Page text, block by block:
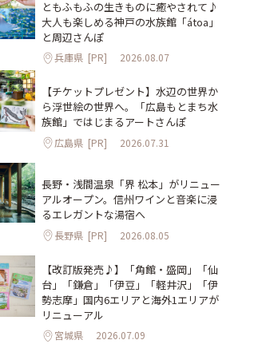
ともふもふの生きものに癒やされて♪
大人も楽しめる神戸の水族館「átoa」
と周辺さんぽ
兵庫県 [PR] 2026.08.07
【チケットプレゼント】水辺の世界か
ら浮世絵の世界へ。「広島もとまち水
族館」ではじまるアートさんぽ
広島県 [PR] 2026.07.31
長野・浅間温泉「界 松本」がリニュー
アルオープン。信州ワインと音楽に浸
るエレガントな湯宿へ
長野県 [PR] 2026.08.05
【改訂版発売♪】「角館・盛岡」「仙
台」「鎌倉」「伊豆」「軽井沢」「伊
勢志摩」国内6エリアと海外1エリアが
リニューアル
宮城県 2026.07.09